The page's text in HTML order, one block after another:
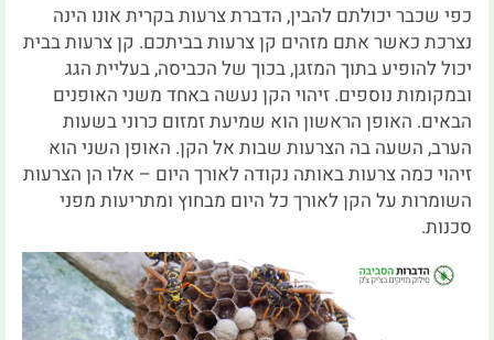
כפי שכבר יכולתם להבין, הדברת צרעות בקרית אונו הינה
נצרכת כאשר אתם מזהים קן צרעות בביתכם. קן צרעות בבית
יכול להופיע בתוך המזגן, בכוך של הכביסה, בעליית הגג
ובמקומות נוספים. זיהוי הקן נעשה באחד משני האופנים
הבאים. האופן הראשון הוא שמיעת זמזום כרוני בשעות
הערב, השעה בה הצרעות שבות אל הקן. האופן השני הוא
זיהוי כמה צרעות באותה נקודה לאורך היום – אלו הן הצרעות
השומרות על הקן לאורך כל היום מבחוץ ומתריעות מפני
סכנות.